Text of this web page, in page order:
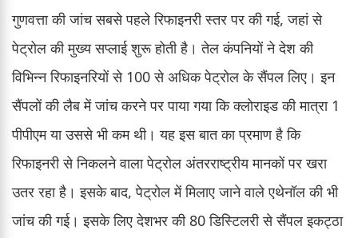
गुणवत्ता की जांच सबसे पहले रिफाइनरी स्तर पर की गई, जहां से
पेट्रोल की मुख्य सप्लाई शुरू होती है। तेल कंपनियों ने देश की
विभिन्न रिफाइनरियों से 100 से अधिक पेट्रोल के सैंपल लिए। इन
सैंपलों की लैब में जांच करने पर पाया गया कि क्लोराइड की मात्रा 1
पीपीएम या उससे भी कम थी। यह इस बात का प्रमाण है कि
रिफाइनरी से निकलने वाला पेट्रोल अंतरराष्ट्रीय मानकों पर खरा
उतर रहा है। इसके बाद, पेट्रोल में मिलाए जाने वाले एथेनॉल की भी
जांच की गई। इसके लिए देशभर की 80 डिस्टिलरी से सैंपल इकट्ठा